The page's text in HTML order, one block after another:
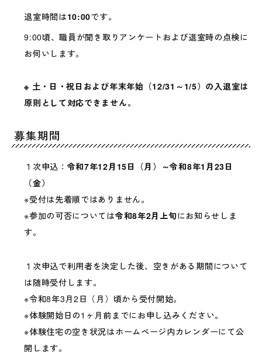
退室時間は10:00です。
9:00頃、職員が聞き取りアンケートおよび退室時の点検に
お伺いします。
※ 土・日・祝日および年末年始（12/31～1/5）の入退室は
原則として対応できません。
募集期間
１次申込：令和7年12月15日（月）～令和8年1月23日
（金）
※受付は先着順ではありません。
※参加の可否については令和8年2月上旬 にお知らせしま
す。
１次申込で利用者を決定した後、空きがある期間について
は随時受付します。
※令和8年3月2日（月）頃から受付開始。
※体験開始日の1ヶ月前までにお申し込みください。
※体験住宅の空き状況はホームページ内カレンダーにて公
開します。